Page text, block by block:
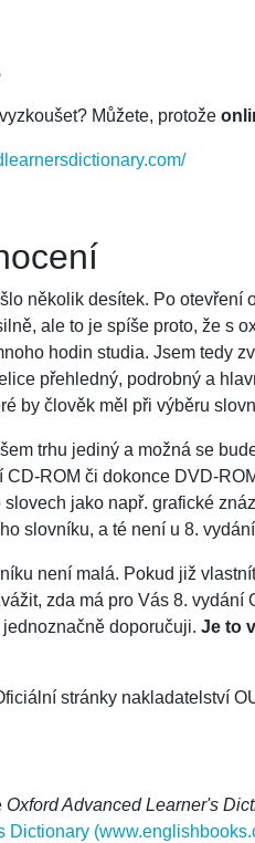
Můžete, protože
několik desítek. Po otevření
ale to je spíše proto, že s
hodin studia. Jsem tedy
přehledný, podrobný a
by člověk měl při výběru
trhu jediný a možná se
CD-ROM či dokonce DVD-
jako např. grafické
slovníku, a té není u 8.
není malá. Pokud již
zda má pro Vás 8.
doporučuji. Je to
stránky nakladatelství
Oxford Advanced Learner's
Dictionary